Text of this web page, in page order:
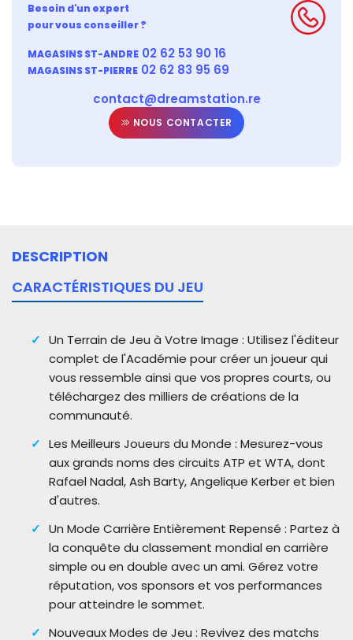
Besoin d'un expert
pour vous conseiller ?
MAGASINS ST-ANDRE 02 62 53 90 16
MAGASINS ST-PIERRE 02 62 83 95 69
contact@dreamstation.re
NOUS CONTACTER
DESCRIPTION
CARACTÉRISTIQUES DU JEU
Un Terrain de Jeu à Votre Image : Utilisez l'éditeur
complet de l'Académie pour créer un joueur qui
vous ressemble ainsi que vos propres courts, ou
téléchargez des milliers de créations de la
communauté.
Les Meilleurs Joueurs du Monde : Mesurez-vous
aux grands noms des circuits ATP et WTA, dont
Rafael Nadal, Ash Barty, Angelique Kerber et bien
d'autres.
Un Mode Carrière Entièrement Repensé : Partez à
la conquête du classement mondial en carrière
simple ou en double avec un ami. Gérez votre
réputation, vos sponsors et vos performances
pour atteindre le sommet.
Nouveaux Modes de Jeu : Revivez des matchs